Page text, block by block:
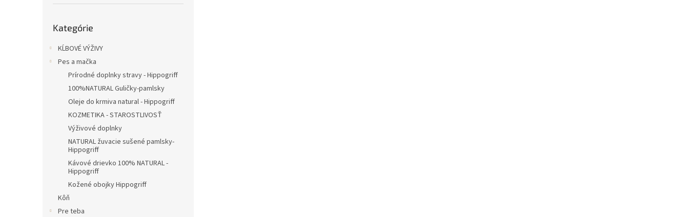
kategórie
Kategórie
KĹBOVÉ VÝŽIVY
Pes a mačka
Prírodné doplnky stravy - Hippogriff
100%NATURAL Guličky-pamlsky
Oleje do krmiva natural - Hippogriff
KOZMETIKA - STAROSTLIVOSŤ
Výživové doplnky
NATURAL žuvacie sušené pamlsky-
Hippogriff
Kávové drievko 100% NATURAL -
Hippogriff
Kožené obojky Hippogriff
Kôň
Pre teba